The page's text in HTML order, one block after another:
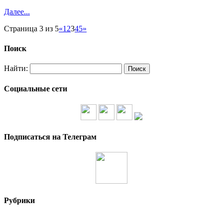
Далее...
Страница 3 из 5«12345»
Поиск
Найти:
Социальные сети
Подписаться на Телеграм
Рубрики